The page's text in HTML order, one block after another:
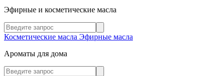
Эфирные и косметические масла
Косметические масла Эфирные масла
Ароматы для дома